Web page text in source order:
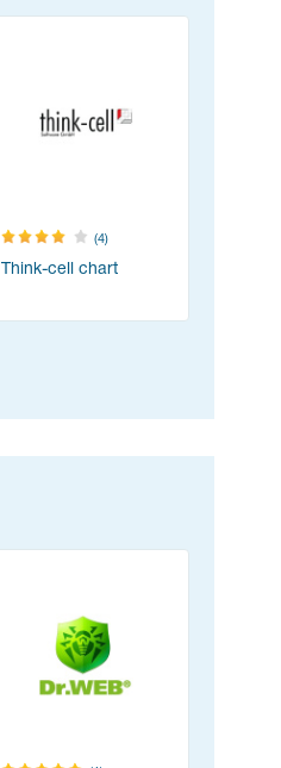
(4)
Think-cell chart